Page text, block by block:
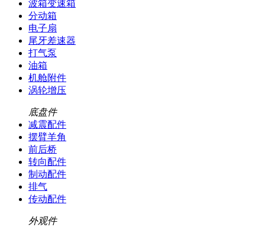
波箱变速箱
分动箱
电子扇
尾牙差速器
打气泵
油箱
机舱附件
涡轮增压
底盘件
减震配件
摆臂羊角
前后桥
转向配件
制动配件
排气
传动配件
外观件